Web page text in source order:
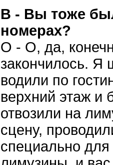
В - Вы тоже
номерах?
О - О, да,
закончилось. Я
водили по
верхний этаж и
отвозили на
сцену,
специально